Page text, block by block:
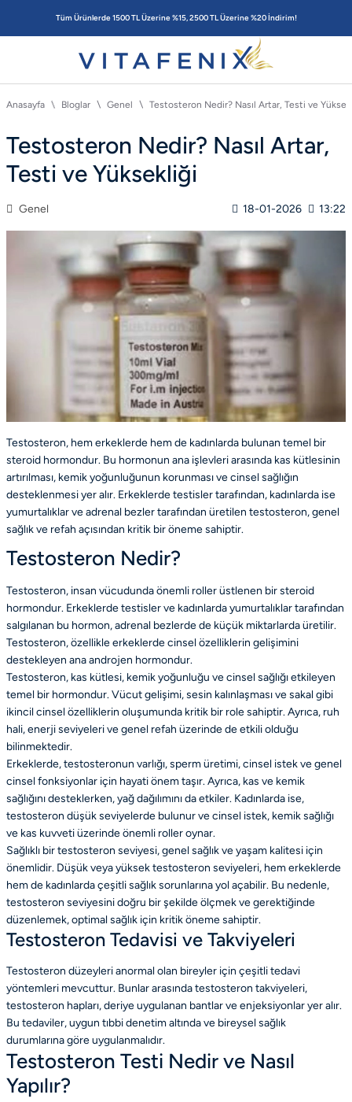
Tüm Ürünlerde 1500 TL Üzerine %15, 2500 TL Üzerine %20 İndirim!
Anasayfa Bloglar Genel Testosteron Nedir? Nasıl Artar, Testi ve
Testosteron Nedir? Nasıl Artar,
Testi ve Yüksekliği
Genel 18-01-2026 13:22
Testosteron, hem erkeklerde hem de kadınlarda bulunan temel bir
steroid hormondur. Bu hormonun ana işlevleri arasında kas kütlesinin
artırılması, kemik yoğunluğunun korunması ve cinsel sağlığın
desteklenmesi yer alır. Erkeklerde testisler tarafından, kadınlarda ise
yumurtalıklar ve adrenal bezler tarafından üretilen testosteron, genel
sağlık ve refah açısından kritik bir öneme sahiptir.
Testosteron Nedir?
Testosteron, insan vücudunda önemli roller üstlenen bir steroid
hormondur. Erkeklerde testisler ve kadınlarda yumurtalıklar tarafından
salgılanan bu hormon, adrenal bezlerde de küçük miktarlarda üretilir.
Testosteron, özellikle erkeklerde cinsel özelliklerin gelişimini
destekleyen ana androjen hormondur.
Testosteron, kas kütlesi, kemik yoğunluğu ve cinsel sağlığı etkileyen
temel bir hormondur. Vücut gelişimi, sesin kalınlaşması ve sakal gibi
ikincil cinsel özelliklerin oluşumunda kritik bir role sahiptir. Ayrıca, ruh
hali, enerji seviyeleri ve genel refah üzerinde de etkili olduğu
bilinmektedir.
Erkeklerde, testosteronun varlığı, sperm üretimi, cinsel istek ve genel
cinsel fonksiyonlar için hayati önem taşır. Ayrıca, kas ve kemik
sağlığını desteklerken, yağ dağılımını da etkiler. Kadınlarda ise,
testosteron düşük seviyelerde bulunur ve cinsel istek, kemik sağlığı
ve kas kuvveti üzerinde önemli roller oynar.
Sağlıklı bir testosteron seviyesi, genel sağlık ve yaşam kalitesi için
önemlidir. Düşük veya yüksek testosteron seviyeleri, hem erkeklerde
hem de kadınlarda çeşitli sağlık sorunlarına yol açabilir. Bu nedenle,
testosteron seviyesini doğru bir şekilde ölçmek ve gerektiğinde
düzenlemek, optimal sağlık için kritik öneme sahiptir.
Testosteron Tedavisi ve Takviyeleri
Testosteron düzeyleri anormal olan bireyler için çeşitli tedavi
yöntemleri mevcuttur. Bunlar arasında testosteron takviyeleri,
testosteron hapları, deriye uygulanan bantlar ve enjeksiyonlar yer alır.
Bu tedaviler, uygun tıbbi denetim altında ve bireysel sağlık
durumlarına göre uygulanmalıdır.
Testosteron Testi Nedir ve Nasıl
Yapılır?